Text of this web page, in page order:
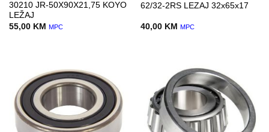
30210 JR-50X90X21,75 KOYO
LEŽAJ
55,00 KM MPC
62/32-2RS LEZAJ 32x65x17
40,00 KM MPC